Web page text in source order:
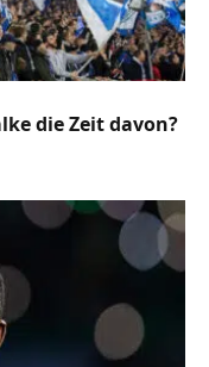
die Zeit davon?